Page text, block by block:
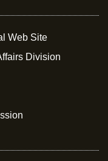
Web Site
Division